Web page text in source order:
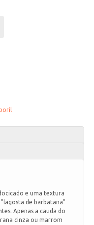
e uma textura
"lagosta de barbatana"
Apenas a cauda do
cinza ou marrom